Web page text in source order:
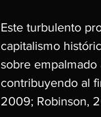
Este turbulento
capitalismo
sobre empalmado
contribuyendo al
2009; Robinson,